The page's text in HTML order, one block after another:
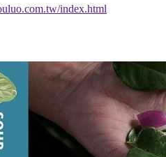
index.html